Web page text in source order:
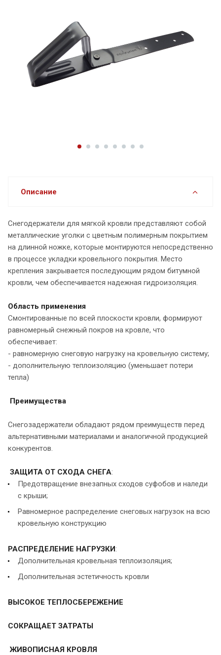
Описание
Снегодержатели для мягкой кровли представляют собой
металлические уголки с цветным полимерным покрытием
на длинной ножке, которые монтируются непосредственно
в процессе укладки кровельного покрытия. Место
крепления закрывается последующим рядом битумной
кровли, чем обеспечивается надежная гидроизоляция.
Область применения
Смонтированные по всей плоскости кровли, формируют
равномерный снежный покров на кровле, что
обеспечивает:
- равномерную снеговую нагрузку на кровельную систему;
- дополнительную теплоизоляцию (уменьшает потери
тепла)
Преимущества
Снегозадержатели обладают рядом преимуществ перед
альтернативными материалами и аналогичной продукцией
конкурентов.
ЗАЩИТА ОТ СХОДА СНЕГА:
Предотвращение внезапных сходов суфобов и наледи
с крыши;
Равномерное распределение снеговых нагрузок на всю
кровельную конструкцию
РАСПРЕДЕЛЕНИЕ НАГРУЗКИ:
Дополнительная кровельная теплоизоляция;
Дополнительная эстетичность кровли
ВЫСОКОЕ ТЕПЛОСБЕРЕЖЕНИЕ
СОКРАЩАЕТ ЗАТРАТЫ
ЖИВОПИСНАЯ КРОВЛЯ